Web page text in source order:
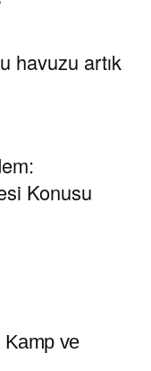
havuzu artık
Konusu
Kamp ve